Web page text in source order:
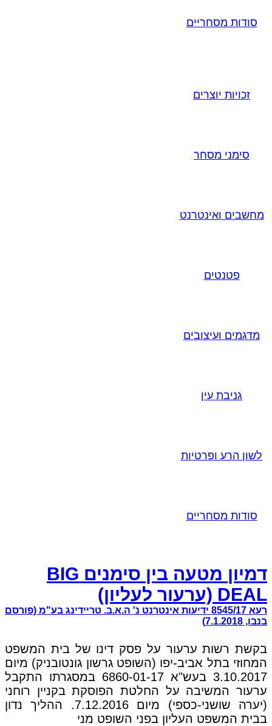
סודות מסחריים
זכויות יוצרים
סימני מסחר
מחשבים ואינטרנט
פטנטים
מדגמים ועיצובים
גניבת עין
לשון הרע ופרטיות
סודות מסחריים
דמיון מטעה בין סימנים BIG
DEAL (ערעור לעליון)
רעא 8545/17 ידיעות אינטרנט נ' ה.א.ב. טריידינג בע"מ (פורסם
בנבו, 7.1.2018)
בקשת רשות ערעור על פסק דינו של בית המשפט
המחוזי בתל אביב-יפו (השופט גרשון גונטובניק) מיום
3.10.2017 בעש"א 6860-01-17 במסגרתו התקבל
ערעור המשיבה על החלטת הפוסקת בקניין רוחני
(יערה שושני-כספי) מיום 7.12.2016. ההליך נדון
בבית המשפט העליון בפני השופט מני